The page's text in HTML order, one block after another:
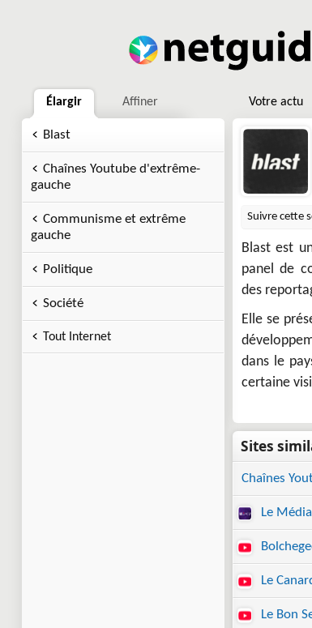
Élargir Affiner
Blast
Chaînes Youtube d'extrême-
gauche
Communisme et extrême
gauche
Politique
Société
Tout Internet
Votre actu
Blast est
panel de
des
Elle se
dans le
certaine
Chaînes
Le
Le
Le Bon